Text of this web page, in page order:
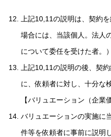
上記10,11の説明は、契約
場合には、当該個人。法人
について委任を受けた者。
上記10,11の説明の後、契
に、依頼者に対し、十分な
【バリュエーション（企業
バリュエーションの実施に
件等を依頼者に事前に説明